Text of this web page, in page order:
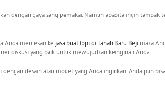
dengan gaya sang pemakai. Namun apabila ingin
Anda memesan ke jasa buat topidi Tanah Baru Beji maka
diskusi yang baik untuk mewujudkan keinginan Anda.
dengan desain atau model yang Anda inginkan. Anda pun